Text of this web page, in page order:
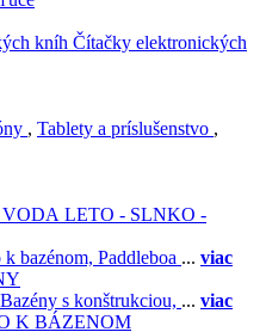
Čítačky elektronických
, Tablety a príslušenstvo ,
LETO - SLNKO -
k bazénom, Paddleboa ... viac
Bazény s konštrukciou, ... viac